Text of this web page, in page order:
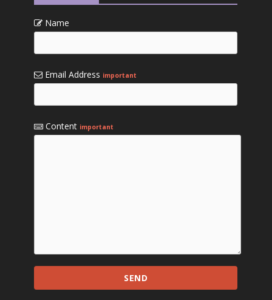
Name
Email Address important
Content important